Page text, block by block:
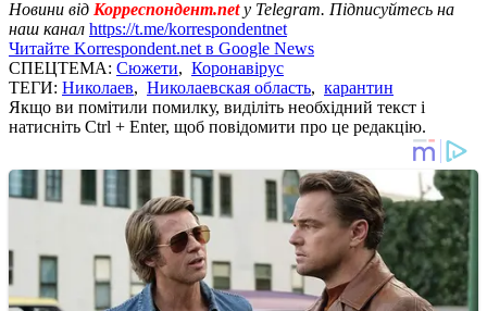
Новини від Корреспондент.net у Telegram. Підписуйтесь на
наш канал https://t.me/korrespondentnet
Читайте Korrespondent.net в Google News
СПЕЦТЕМА: Сюжети, Коронавірус
ТЕГИ: Николаев, Николаевская область, карантин
Якщо ви помітили помилку, виділіть необхідний текст і
натисніть Ctrl + Enter, щоб повідомити про це редакцію.